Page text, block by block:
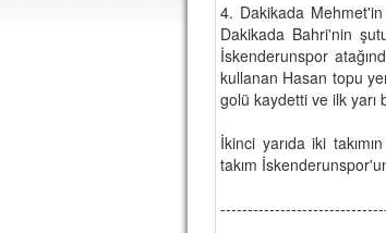
4. Dakikada
Dakikada Bahri'nin
İskenderunspor
kullanan Hasan topu
golü kaydetti ve ilk yarı
İkinci yarıda iki
takım